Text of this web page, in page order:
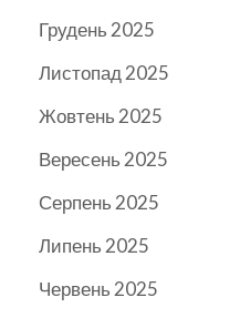
Грудень 2025
Листопад 2025
Жовтень 2025
Вересень 2025
Серпень 2025
Липень 2025
Червень 2025